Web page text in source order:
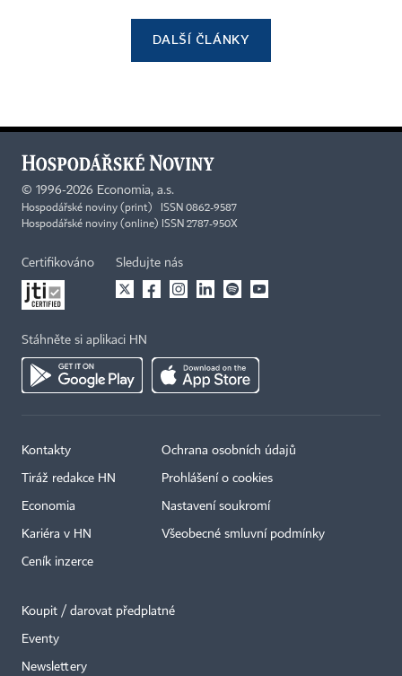
DALŠÍ ČLÁNKY
© 1996-2026 Economia, a.s.
Hospodářské noviny (print) ISSN 0862-9587
Hospodářské noviny (online) ISSN 2787-950X
Certifikováno Sledujte nás
Stáhněte si aplikaci HN
Kontakty
Tiráž redakce HN
Economia
Kariéra v HN
Ceník inzerce
Ochrana osobních údajů
Prohlášení o cookies
Nastavení soukromí
Všeobecné smluvní podmínky
Koupit / darovat předplatné
Eventy
Newslettery